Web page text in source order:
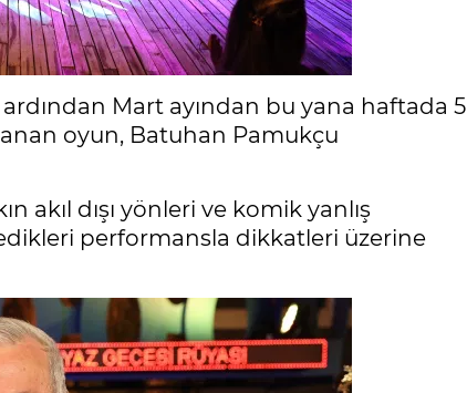
ardından Mart ayından bu yana haftada 5
oyun, Batuhan Pamukçu
akıl dışı yönleri ve komik yanlış
performansla dikkatleri üzerine